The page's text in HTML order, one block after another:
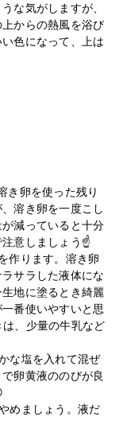
な気がしますが、
からの熱風を浴び
色になって、上は
き卵を使った残り
溶き卵を一度こし
減っていると十分
意しましょう☝
作ります。溶き卵
サラした液体にな
地に塗るとき綺麗
番使いやすいと思
、少量の牛乳など
な塩を入れて混ぜ
卵黄液ののびが良
めましょう。液だ